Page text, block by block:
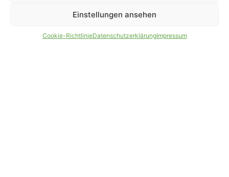
Einstellungen ansehen
Cookie-RichtlinieDatenschutzerklärungImpressum
PARTNER WERDEN
AGB